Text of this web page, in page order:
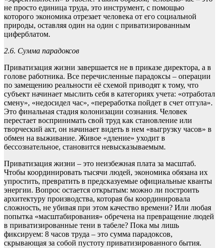
не просто единица труда, это инструмент, с помощью
которого экономика отрезает человека от его социальной
природы, оставляя один на один с приватизированным
циферблатом.
2.6. Сумма парадоксов
Приватизация жизни завершается не в приказе директора, а в
голове работника. Все перечисленные парадоксы – операции
по замещению реальности её схемой приводят к тому, что
субъект начинает мыслить себя в категориях учета: «отработал
смену», «недосидел час», «переработка пойдет в счет отгула».
Это финальная стадия колонизации сознания. Человек
перестает воспринимать свой труд как становление или
творческий акт, он начинает видеть в нем «выгрузку часов» в
обмен на выживание. Живое «дление» уходит в
бессознательное, становится невысказываемым.
Приватизация жизни – это неизбежная плата за масштаб.
Чтобы координировать тысячи людей, экономика обязана их
упростить, превратить в предсказуемые официальные кванты
энергии. Вопрос остается открытым: можно ли построить
архитектуру производства, которая бы координировала
сложность, не убивая при этом качество времени? Или любая
попытка «масштабирования» обречена на превращение людей
в приватизированные тени в табеле? Пока мы лишь
фиксируем: 8 часов труда – это сумма парадоксов,
скрывающая за собой пустоту приватизированного бытия.